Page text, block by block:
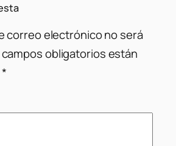
correo electrónico no será
campos obligatorios están
*